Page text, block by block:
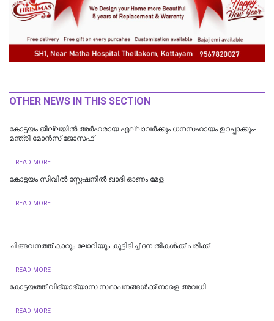
OTHER NEWS IN THIS SECTION
കോട്ടയം ജില്ലയില്‍ അര്‍ഹരായ എല്ലാവര്‍ക്കും ധനസഹായം ഉറപ്പാക്കും-
മന്ത്രി മോന്‍സ് ജോസഫ്
READ MORE
കോട്ടയം സിവിൽ സ്റ്റേഷനിൽ ഖാദി ഓണം മേള
READ MORE
ചിങ്ങവനത്ത് കാറും ലോറിയും കൂട്ടിടിച്ച് ദമ്പതികള്‍ക്ക് പരിക്ക്
READ MORE
കോട്ടയത്ത് വിദ്യാഭ്യാസ സ്ഥാപനങ്ങൾക്ക് നാളെ അവധി
READ MORE